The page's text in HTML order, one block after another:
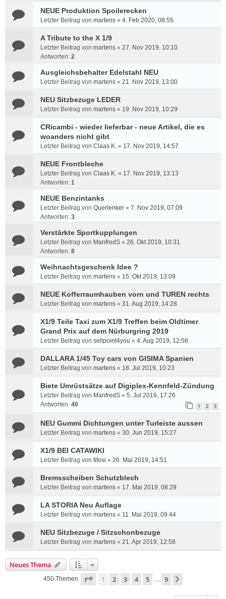
NEUE Produktion Spoilerecken
Letzter Beitrag von martens « 4. Feb 2020, 08:55
A Tribute to the X 1/9
Letzter Beitrag von martens « 27. Nov 2019, 10:10
Antworten: 2
Ausgleichsbehalter Edelstahl NEU
Letzter Beitrag von martens « 21. Nov 2019, 13:00
NEU Sitzbezuge LEDER
Letzter Beitrag von martens « 19. Nov 2019, 10:29
CRicambi - wieder lieferbar - neue Artikel, die es
woanders nicht gibt
Letzter Beitrag von Claas K. « 17. Nov 2019, 14:57
NEUE Frontbleche
Letzter Beitrag von Claas K. « 17. Nov 2019, 13:13
Antworten: 1
NEUE Benzintanks
Letzter Beitrag von Querlenker « 7. Nov 2019, 07:09
Antworten: 3
Verstärkte Sportkupplungen
Letzter Beitrag von ManfredS « 26. Okt 2019, 10:31
Antworten: 8
Weihnachtsgeschenk Idee ?
Letzter Beitrag von martens « 15. Okt 2019, 13:09
NEUE Kofferraumhauben vorn und TUREN rechts
Letzter Beitrag von martens « 31. Aug 2019, 14:28
X1/9 Teile Taxi zum X1/9 Treffen beim Oldtimer
Grand Prix auf dem Nürburgring 2019
Letzter Beitrag von sellpoint4you « 4. Aug 2019, 12:56
DALLARA 1/45 Toy cars von GISIMA Spanien
Letzter Beitrag von martens « 18. Jul 2019, 10:23
Biete Umrüstsätze auf Digiplex-Kennfeld-Zündung
Letzter Beitrag von ManfredS « 5. Jul 2019, 17:26
Antworten: 40 1 2 3
NEU Gummi Dichtungen unter Turleiste aussen
Letzter Beitrag von martens « 30. Jun 2019, 15:27
X1/9 BEI CATAWIKI
Letzter Beitrag von tifosi « 26. Mai 2019, 14:51
Bremsscheiben Schutzblech
Letzter Beitrag von martens « 17. Mai 2019, 08:29
LA STORIA Neu Auflage
Letzter Beitrag von martens « 11. Mai 2019, 09:44
NEU Sitzbezuge / Sitzschonbezuge
Letzter Beitrag von martens « 21. Apr 2019, 12:58
Neues Thema
450 Themen Seite 1von
1 2 3 4 5 … 9